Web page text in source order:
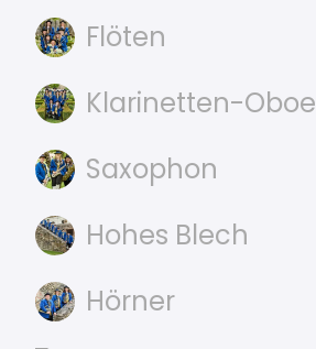
Flöten
Klarinetten-Oboe
Saxophon
Hohes Blech
Hörner